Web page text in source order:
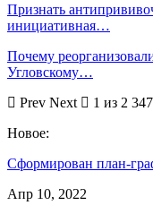
Признать
инициативная…
Почему
Угловскому…
Prev Next
1 из 2 347
Новое:
Сформирован план-
Апр 10, 2022